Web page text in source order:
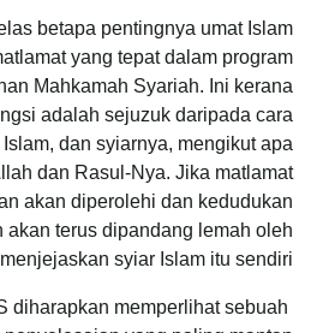
betapa pentingnya umat Islam
yang tepat dalam program
Mahkamah Syariah. Ini kerana
adalah sejuzuk daripada cara
dan syiarnya, mengikut apa
dan Rasul-Nya. Jika matlamat
akan diperolehi dan kedudukan
akan terus dipandang lemah oleh
syiar Islam itu sendiri,
diharapkan memperlihat sebuah